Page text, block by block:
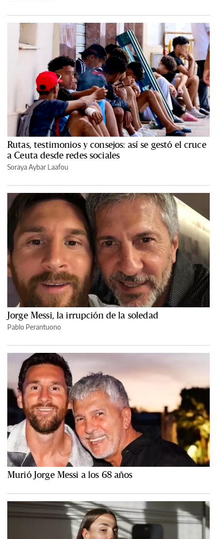
Rutas, testimonios y consejos: así se gestó el cruce
a Ceuta desde redes sociales
Soraya Aybar Laafou
Jorge Messi, la irrupción de la soledad
Pablo Perantuono
Murió Jorge Messi a los 68 años